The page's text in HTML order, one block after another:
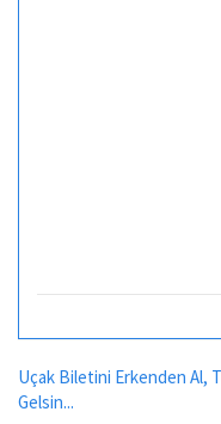
Uçak Biletini Erkenden Al,
Gelsin...